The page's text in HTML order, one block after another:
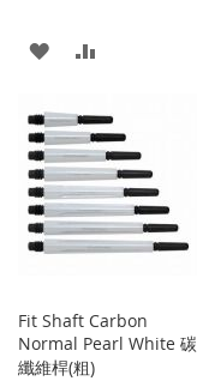
添
到
收
藏
夾
並
比
較
Fit Shaft Carbon
Normal Pearl White 碳
纖維桿(粗)